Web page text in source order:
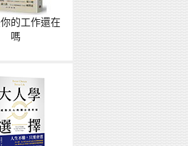
的工作還在
嗎